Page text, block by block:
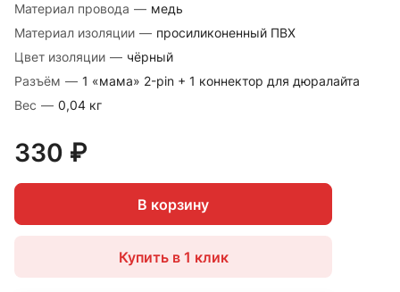
Материал провода — медь
Материал изоляции — просиликоненный ПВХ
Цвет изоляции — чёрный
Разъём — 1 «мама» 2-pin + 1 коннектор для дюралайта
Вес — 0,04 кг
330 ₽
В корзину
Купить в 1 клик